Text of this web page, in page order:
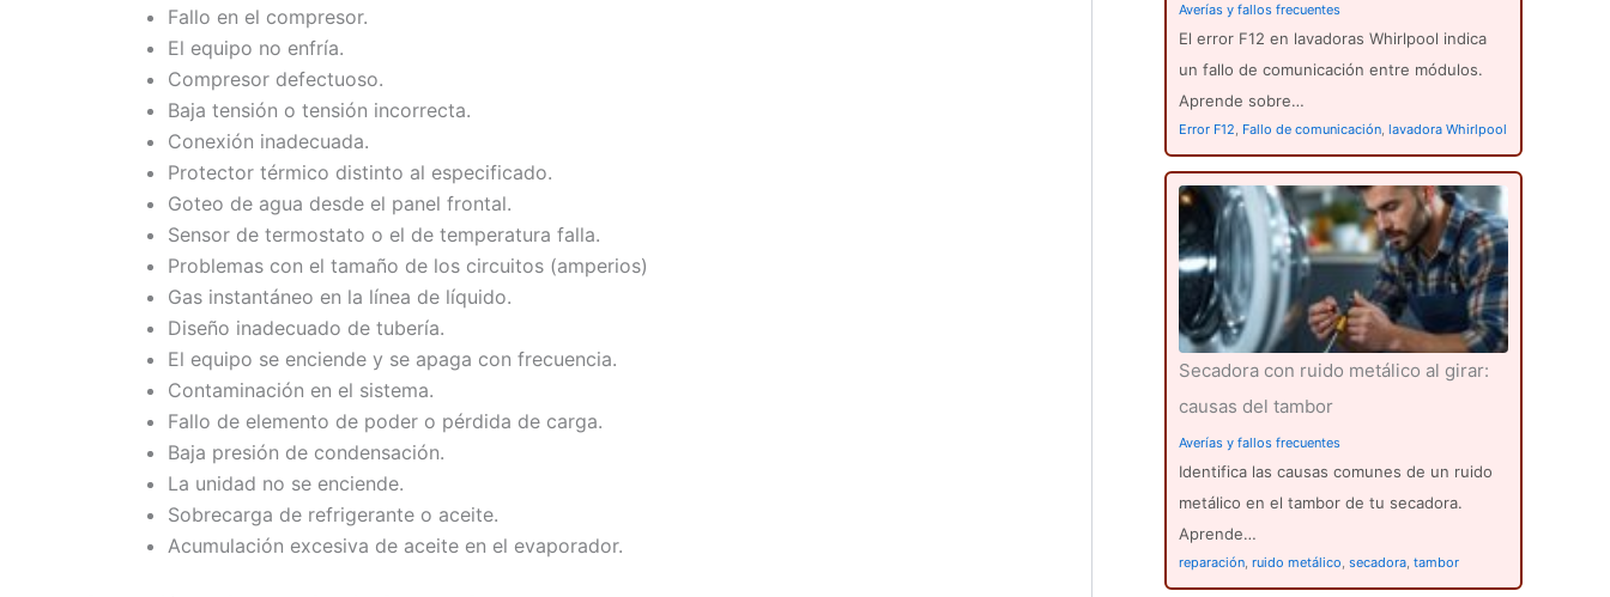
Fallo en el compresor.
El equipo no enfría.
Compresor defectuoso.
Baja tensión o tensión incorrecta.
Conexión inadecuada.
Protector térmico distinto al especificado.
Goteo de agua desde el panel frontal.
Sensor de termostato o el de temperatura falla.
Problemas con el tamaño de los circuitos (amperios)
Gas instantáneo en la línea de líquido.
Diseño inadecuado de tubería.
El equipo se enciende y se apaga con frecuencia.
Contaminación en el sistema.
Fallo de elemento de poder o pérdida de carga.
Baja presión de condensación.
La unidad no se enciende.
Sobrecarga de refrigerante o aceite.
Acumulación excesiva de aceite en el evaporador.
Averías y fallos frecuentes
El error F12 en lavadoras Whirlpool indica
un fallo de comunicación entre módulos.
Aprende sobre…
Error F12, Fallo de comunicación, lavadora Whirlpool
Secadora con ruido metálico al girar:
causas del tambor
Averías y fallos frecuentes
Identifica las causas comunes de un ruido
metálico en el tambor de tu secadora.
Aprende…
reparación, ruido metálico, secadora, tambor